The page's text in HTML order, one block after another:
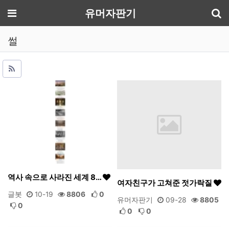
메뉴 유머자판기
썰
역사 속으로 사라진 세계 8…
글봇 10-19 8806
0
0
여자친구가 고쳐준 젓가락질
유머자판기 09-28
8805
0
0